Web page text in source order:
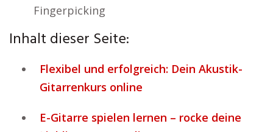
Fingerpicking
Inhalt dieser Seite:
Flexibel und erfolgreich: Dein Akustik-
Gitarrenkurs online
E-Gitarre spielen lernen – rocke deine